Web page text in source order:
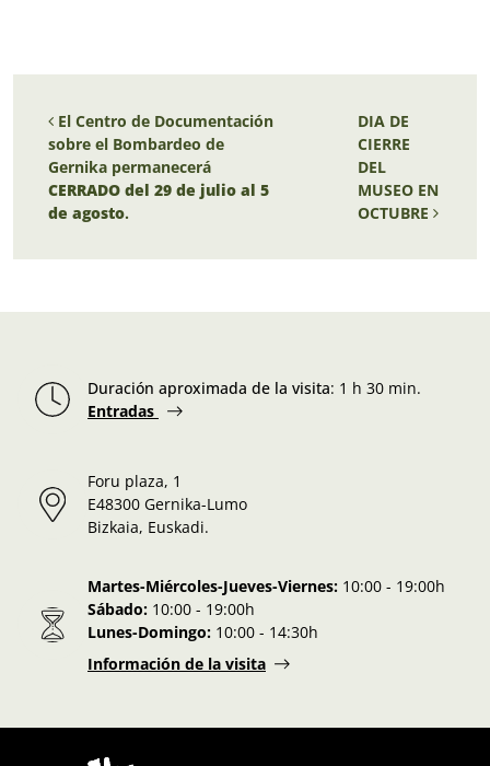
Navegación de entradas
El Centro de Documentación
sobre el Bombardeo de
Gernika permanecerá
CERRADO del 29 de julio al 5
de agosto.
DIA DE
CIERRE
DEL
MUSEO EN
OCTUBRE
Duración aproximada de la visita: 1 h 30 min.
Entradas
Foru plaza, 1
E48300 Gernika-Lumo
Bizkaia, Euskadi.
Martes-Miércoles-Jueves-Viernes: 10:00 - 19:00h
Sábado: 10:00 - 19:00h
Lunes-Domingo: 10:00 - 14:30h
Información de la visita